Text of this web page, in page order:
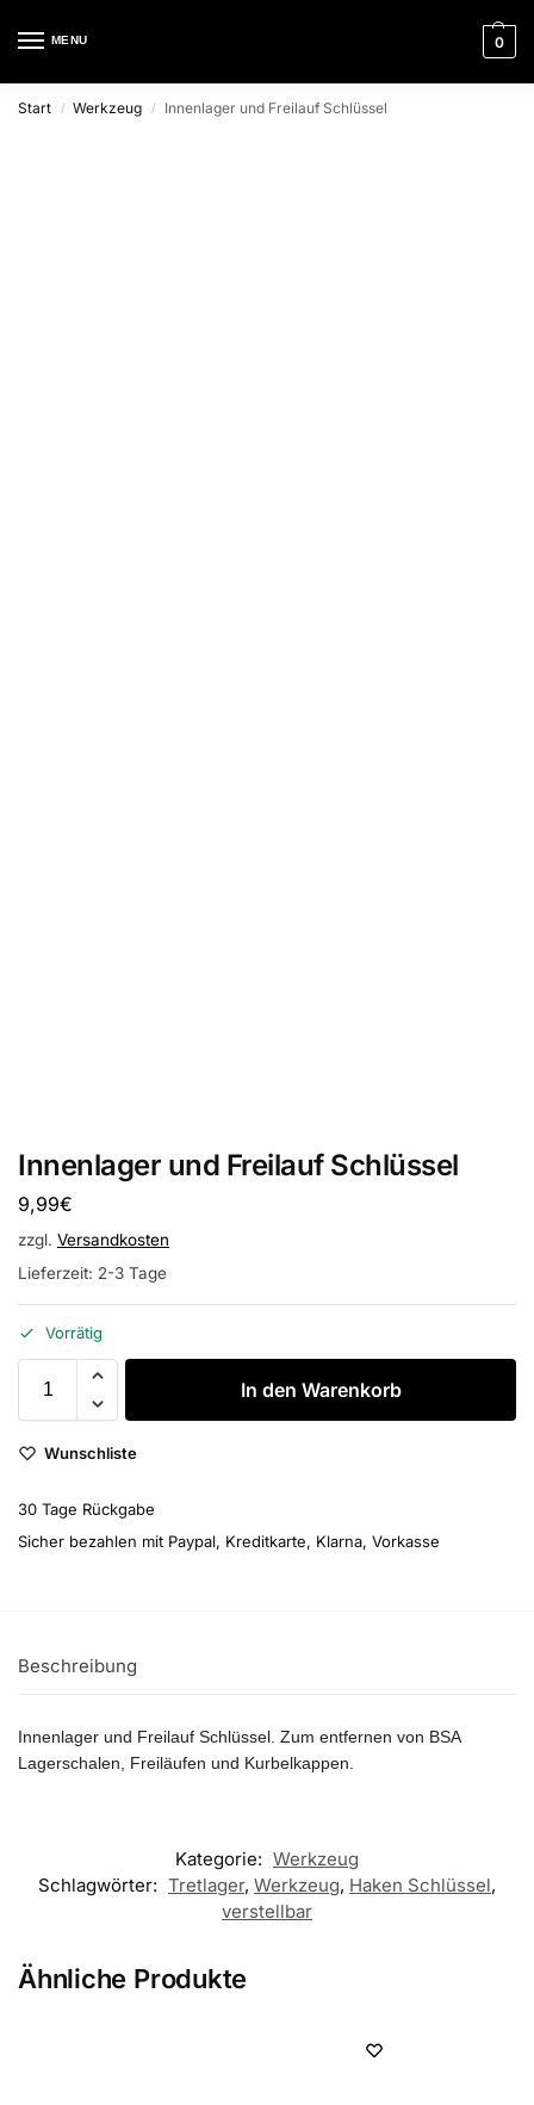
MENU 0
Start / Werkzeug / Innenlager und Freilauf Schlüssel
Innenlager und Freilauf Schlüssel
9,99€
zzgl. Versandkosten
Lieferzeit: 2-3 Tage
Vorrätig
In den Warenkorb
Wunschliste
30 Tage Rückgabe
Sicher bezahlen mit Paypal, Kreditkarte, Klarna, Vorkasse
Beschreibung
Innenlager und Freilauf Schlüssel. Zum entfernen von BSA
Lagerschalen, Freiläufen und Kurbelkappen.
Kategorie: Werkzeug
Schlagwörter: Tretlager, Werkzeug, Haken Schlüssel,
verstellbar
Ähnliche Produkte